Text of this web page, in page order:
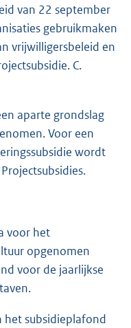
van 22 september
gebruikmaken
vrijwilligersbeleid en
C.
aparte grondslag
Voor een
wordt
voor het
opgenomen
voor de jaarlijkse
het subsidieplafond